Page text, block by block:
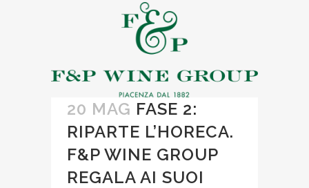
20 MAG FASE 2:
RIPARTE L’HORECA.
F&P WINE GROUP
REGALA AI SUOI